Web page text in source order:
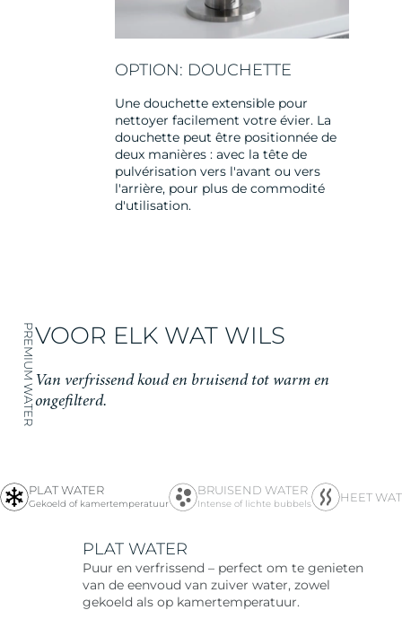
OPTION: DOUCHETTE
Une douchette extensible pour
nettoyer facilement votre évier. La
douchette peut être positionnée de
deux manières : avec la tête de
pulvérisation vers l'avant ou vers
l'arrière, pour plus de commodité
d'utilisation.
PREMIUM WATERVOOR ELK WAT WILS
Van verfrissend koud en bruisend tot warm en
ongefilterd.
PLAT WATER
Gekoeld of kamertemperatuur
BRUISEND WATER
Intense of lichte bubbels HEET
PLAT WATER
Puur en verfrissend – perfect om te genieten
van de eenvoud van zuiver water, zowel
gekoeld als op kamertemperatuur.